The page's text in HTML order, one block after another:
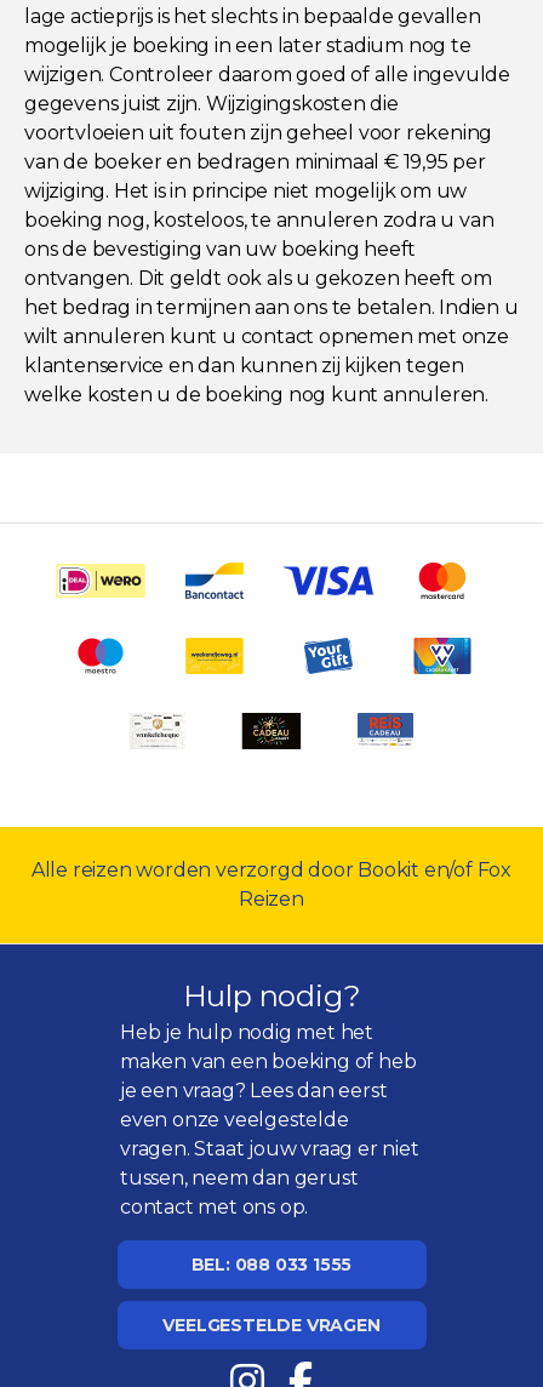
lage actieprijs is het slechts in bepaalde gevallen
mogelijk je boeking in een later stadium nog te
wijzigen. Controleer daarom goed of alle ingevulde
gegevens juist zijn. Wijzigingskosten die
voortvloeien uit fouten zijn geheel voor rekening
van de boeker en bedragen minimaal € 19,95 per
wijziging. Het is in principe niet mogelijk om uw
boeking nog, kosteloos, te annuleren zodra u van
ons de bevestiging van uw boeking heeft
ontvangen. Dit geldt ook als u gekozen heeft om
het bedrag in termijnen aan ons te betalen. Indien u
wilt annuleren kunt u contact opnemen met onze
klantenservice en dan kunnen zij kijken tegen
welke kosten u de boeking nog kunt annuleren.
Alle reizen worden verzorgd door Bookit en/of Fox
Reizen
Hulp nodig?
Heb je hulp nodig met het
maken van een boeking of heb
je een vraag? Lees dan eerst
even onzeveelgestelde
vragen. Staat jouw vraag er niet
tussen, neem dan gerust
contact met ons op.
BEL: 088 033 1555
VEELGESTELDE VRAGEN